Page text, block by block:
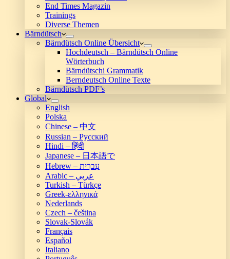
End Times Magazin
Trainings
Diverse Themen
Bärndütsch
Bärndütsch Online Übersicht
Hochdeutsch – Bärndütsch Online
Wörterbuch
Bärndütschi Grammatik
Berndeutsch Online Texte
Bärndütsch PDF’s
Global
English
Polska
Chinese – 中文
Russian – Русский
Hindi – हिंदी
Japanese – 日本語で
Hebrew – עִברִית
Arabic – عربي
Turkish – Türkçe
Greek-ελληνικά
Nederlands
Czech – čeština
Slovak-Slovák
Français
Español
Italiano